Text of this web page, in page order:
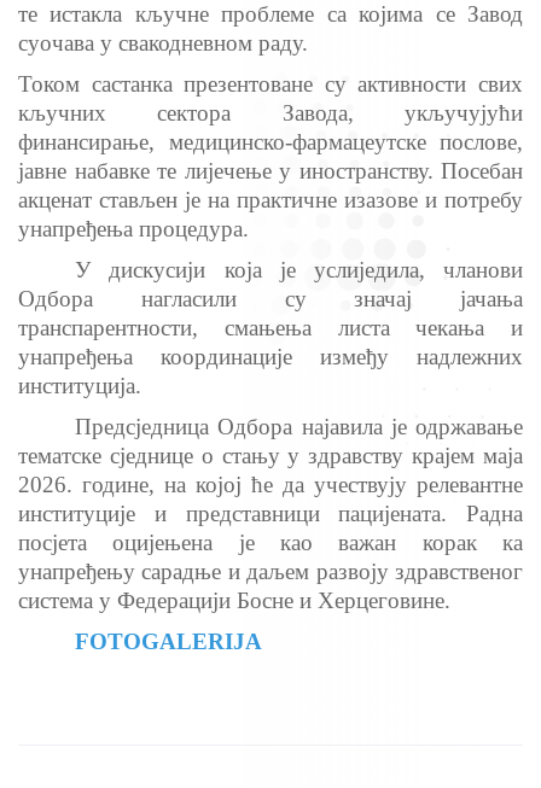
те истакла кључне проблеме са којима се Завод
суочава у свакодневном раду.
Током састанка презентoване су активности свих
кључних сектора Завода, укључујући
финансирање, медицинско-фармацеутске послове,
јавне набавке те лијечење у иностранству. Посебан
акценат стављен је на практичне изазове и потребу
унапређења процедура.
У дискусији која је услиједила, чланови
Одбора нагласили су значај јачања
транспарентности, смањења листа чекања и
унапређења координације између надлежних
институција.
Предсједница Одбора најавила је одржавање
тематске сједнице о стању у здравству крајем маја
2026. године, на којој ће дa учествуjу релевантне
институције и представници пацијената. Радна
посјета оцијењена је као важан корак ка
унапређењу сарадње и даљем развоју здравственог
система у Федерацији Босне и Херцеговине.
FOTOGALERIJA